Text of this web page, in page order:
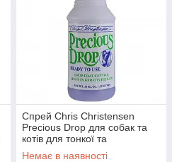
Спрей Chris Christensen
Precious Drop для собак та
котів для тонкої та
шовковистої шерсті 473 мл
Немає в наявності